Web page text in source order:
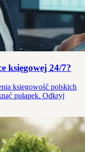
księgowej 24/7?
księgowość polskich
pułapek. Odkryj